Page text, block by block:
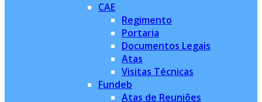
CAE
Regimento
Portaria
Documentos Legais
Atas
Visitas Técnicas
Fundeb
Atas de Reuniões